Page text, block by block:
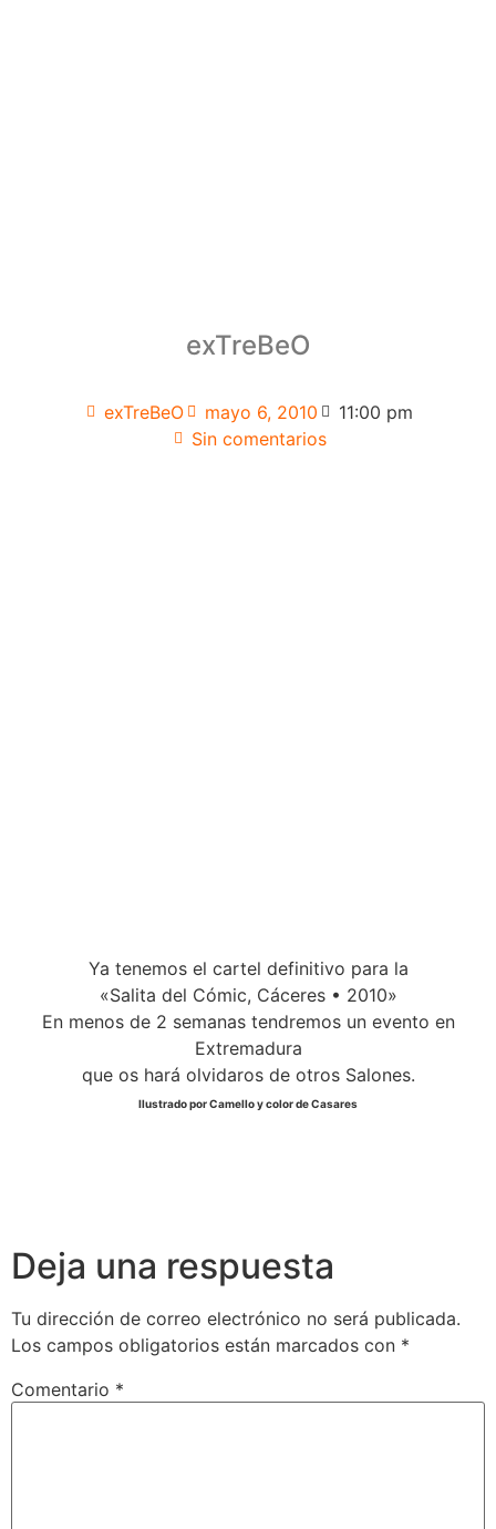
exTreBeO
exTreBeO mayo 6, 2010
11:00 pm
Sin comentarios
Ya tenemos el cartel definitivo para la
«Salita del Cómic, Cáceres • 2010»
En menos de 2 semanas tendremos un evento en
Extremadura
que os hará olvidaros de otros Salones.
Ilustrado por Camello y color de Casares
Deja una respuesta
Tu dirección de correo electrónico no será publicada.
Los campos obligatorios están marcados con *
Comentario *